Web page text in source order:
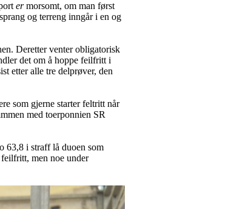
ermorsomt, om man først
og terreng inngår i en og
Deretter venter obligatorisk
det om å hoppe feilfritt i
etter alle tre delprøver, den
som gjerne starter feltritt når
med toerponnien SR
63,8 i straff lå duoen som
feilfritt, men noe under